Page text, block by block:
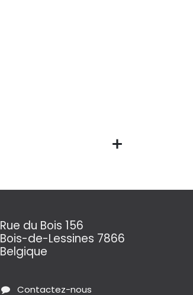
Rue du Bois 156
Bois-de-Lessines 7866
Belgique
Contactez-nous